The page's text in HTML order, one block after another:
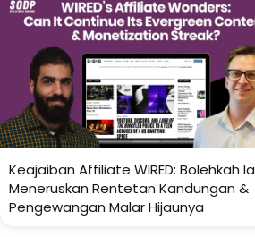
Keajaiban Affiliate WIRED: Bolehkah Ia
Meneruskan Rentetan Kandungan &
Pengewangan Malar Hijaunya